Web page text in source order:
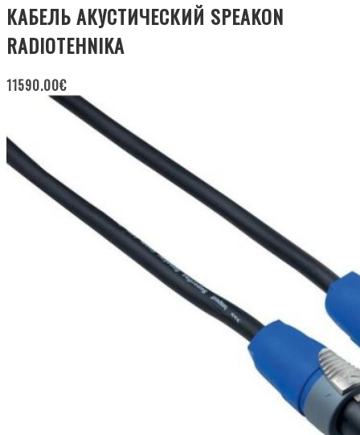
КАБЕЛЬ АКУСТИЧЕСКИЙ SPEAKON
RADIOTEHNIKA
11590.00€